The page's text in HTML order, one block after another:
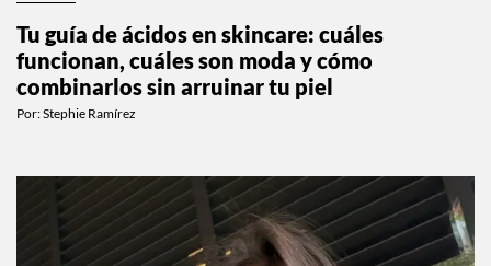
Tu guía de ácidos en skincare: cuáles
funcionan, cuáles son moda y cómo
combinarlos sin arruinar tu piel
Por:Stephie Ramírez